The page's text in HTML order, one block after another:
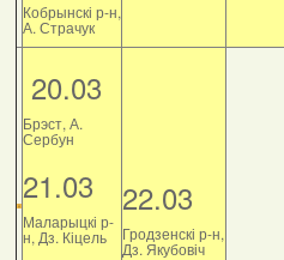
Кобрынскі р-н,
А. Страчук
20.03
Брэст, А.
Сербун
21.03
Маларыцкі р-
н, Дз. Кіцель
22.03
Гродзенскі р-н,
Дз. Якубовіч